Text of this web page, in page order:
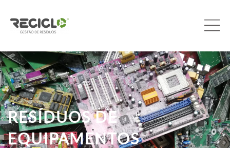
RESÍDUOS DE
EQUIPAMENTOS